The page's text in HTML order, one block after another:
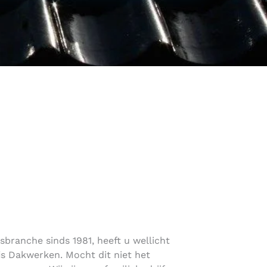
sinds 1981, heeft u wellicht
Dakwerken. Mocht dit niet het